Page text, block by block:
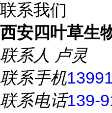
联系我们
西安四叶草生
联系人 卢灵
联系手机
联系电话139-